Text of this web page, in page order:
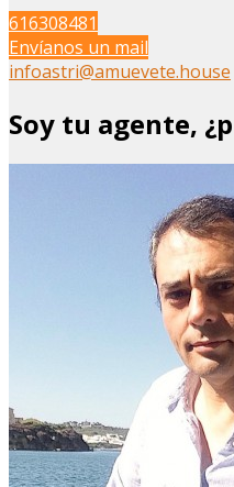
616308481
Envíanos un mail
infoastri@amuevete.house
Soy tu agente,